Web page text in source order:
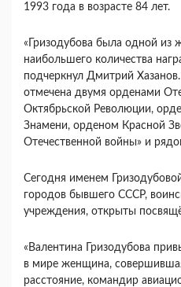
1993 года в возрасте 84 лет.
«Гризодубова была одной из
наибольшего количества
подчеркнул Дмитрий
отмечена двумя орденами
Октябрьской Революции,
Знамени, орденом Красной
Отечественной войны» и
Сегодня именем
городов бывшего СССР,
учреждения, открыты
«Валентина Гризодубова
в мире женщина,
расстояние, командир